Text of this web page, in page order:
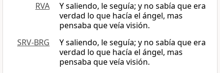
RVA
Y saliendo, le seguía; y no sabía que era
verdad lo que hacía el ángel, mas
pensaba que veía visión.
SRV-BRG
Y saliendo, le seguía; y no sabía que era
verdad lo que hacía el ángel, mas
pensaba que veía visión.